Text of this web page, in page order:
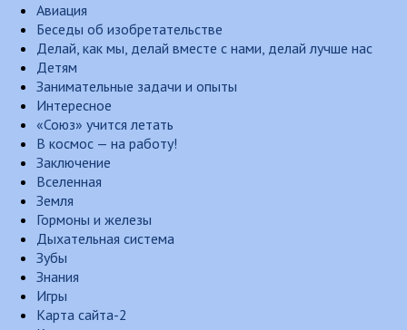
Авиация
Беседы об изобретательстве
Делай, как мы, делай вместе с нами, делай лучше нас
Детям
Занимательные задачи и опыты
Интересное
«Союз» учится летать
В космос — на работу!
Заключение
Вселенная
Земля
Гормоны и железы
Дыхательная система
Зубы
Знания
Игры
Карта сайта-2